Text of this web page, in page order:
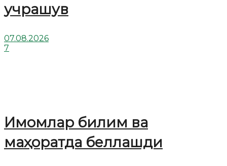
учрашув
07.08.2026
7
Имомлар билим ва
маҳоратда беллашди